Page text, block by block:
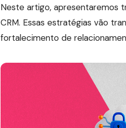
Neste artigo, apresentaremos
CRM. Essas estratégias vão
fortalecimento de